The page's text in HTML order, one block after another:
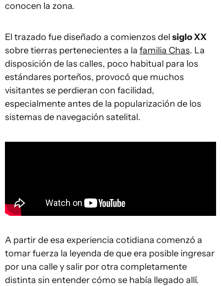
conocen la zona.
El trazado fue diseñado a comienzos del siglo XX
sobre tierras pertenecientes a la familia Chas. La
disposición de las calles, poco habitual para los
estándares porteños, provocó que muchos
visitantes se perdieran con facilidad,
especialmente antes de la popularización de los
sistemas de navegación satelital.
A partir de esa experiencia cotidiana comenzó a
tomar fuerza la leyenda de que era posible ingresar
por una calle y salir por otra completamente
distinta sin entender cómo se había llegado allí.